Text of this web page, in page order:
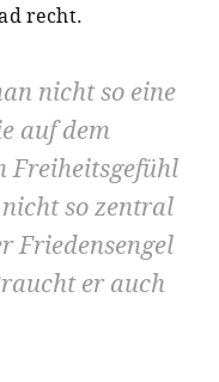
recht.
nicht so eine
auf dem
Freiheitsgefühl
so zentral
Friedensengel
er auch